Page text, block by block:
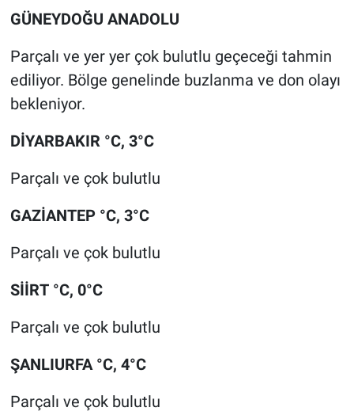
GÜNEYDOĞU ANADOLU
Parçalı ve yer yer çok bulutlu geçeceği tahmin
ediliyor. Bölge genelinde buzlanma ve don olayı
bekleniyor.
DİYARBAKIR °C, 3°C
Parçalı ve çok bulutlu
GAZİANTEP °C, 3°C
Parçalı ve çok bulutlu
SİİRT °C, 0°C
Parçalı ve çok bulutlu
ŞANLIURFA °C, 4°C
Parçalı ve çok bulutlu